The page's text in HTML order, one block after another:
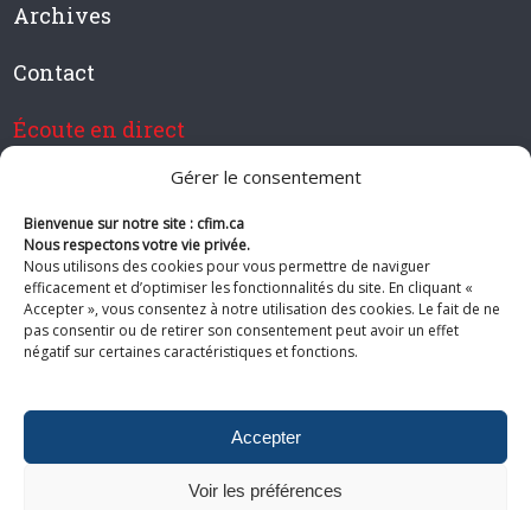
Gérer le consentement
Bienvenue sur notre site : cfim.ca
Nous respectons votre vie privée.
Nous utilisons des cookies pour vous permettre de naviguer
efficacement et d’optimiser les fonctionnalités du site. En cliquant «
Accepter », vous consentez à notre utilisation des cookies. Le fait de ne
pas consentir ou de retirer son consentement peut avoir un effet
négatif sur certaines caractéristiques et fonctions.
Accepter
Voir les préférences
Archives
Contact
Écoute en direct
Devenir membre de CFIM
Suivez-nous